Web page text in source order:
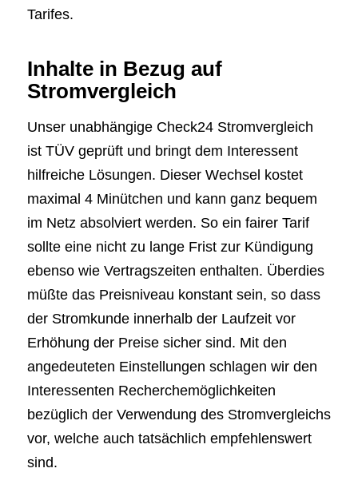
Tarifes.
Inhalte in Bezug auf
Stromvergleich
Unser unabhängige Check24 Stromvergleich
ist TÜV geprüft und bringt dem Interessent
hilfreiche Lösungen. Dieser Wechsel kostet
maximal 4 Minütchen und kann ganz bequem
im Netz absolviert werden. So ein fairer Tarif
sollte eine nicht zu lange Frist zur Kündigung
ebenso wie Vertragszeiten enthalten. Überdies
müßte das Preisniveau konstant sein, so dass
der Stromkunde innerhalb der Laufzeit vor
Erhöhung der Preise sicher sind. Mit den
angedeuteten Einstellungen schlagen wir den
Interessenten Recherchemöglichkeiten
bezüglich der Verwendung des Stromvergleichs
vor, welche auch tatsächlich empfehlenswert
sind.